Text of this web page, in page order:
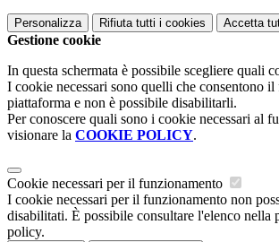
Personalizza Rifiuta tutti i cookies Accetta
Gestione cookie
In questa schermata è possibile scegliere quali
I cookie necessari sono quelli che consentono
piattaforma e non è possibile disabilitarli.
Per conoscere quali sono i cookie necessari al
visionare la COOKIE POLICY.
Cookie necessari per il funzionamento
I cookie necessari per il funzionamento non
disabilitati. È possibile consultare l'elenco nella
policy.